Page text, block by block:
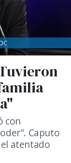
con
Caputo
atentado